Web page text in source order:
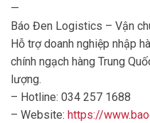
—
Báo Đen Logistics – Vận
Hỗ trợ doanh nghiệp nhập
chính ngạch hàng Trung
lượng.
– Hotline: 034 257 1688
– Website: https://